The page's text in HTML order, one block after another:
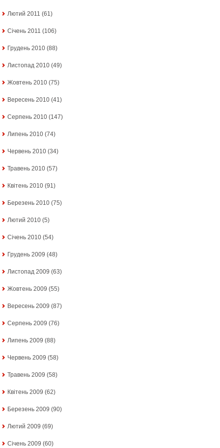
Лютий 2011 (61)
Січень 2011 (106)
Грудень 2010 (88)
Листопад 2010 (49)
Жовтень 2010 (75)
Вересень 2010 (41)
Серпень 2010 (147)
Липень 2010 (74)
Червень 2010 (34)
Травень 2010 (57)
Квітень 2010 (91)
Березень 2010 (75)
Лютий 2010 (5)
Січень 2010 (54)
Грудень 2009 (48)
Листопад 2009 (63)
Жовтень 2009 (55)
Вересень 2009 (87)
Серпень 2009 (76)
Липень 2009 (88)
Червень 2009 (58)
Травень 2009 (58)
Квітень 2009 (62)
Березень 2009 (90)
Лютий 2009 (69)
Січень 2009 (60)